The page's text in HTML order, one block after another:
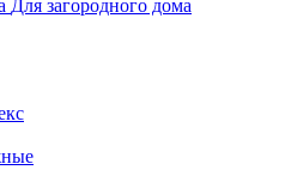
Для загородного дома